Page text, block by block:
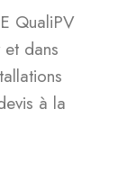
QualiPV
dans
à la